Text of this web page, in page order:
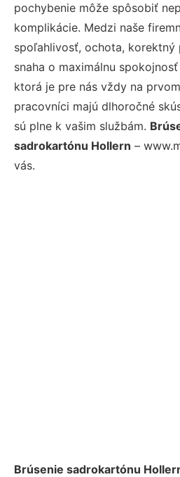
pochybenie môže spôsobiť
komplikácie. Medzi naše
spoľahlivosť, ochota, korektný
snaha o maximálnu
ktorá je pre nás vždy na
pracovníci majú dlhoročné
sú plne k vašim službám.
sadrokartónu Hollern –
vás.
Brúsenie sadrokartónu